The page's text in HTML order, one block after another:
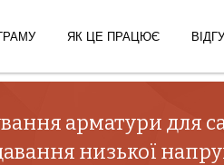
ЯК ЦЕ ПРАЦЮЄ
арматури для
низької